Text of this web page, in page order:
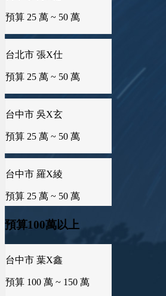
台北市 張X仕
預算 25 萬 ~ 50 萬
台中市 吳X玄
預算 25 萬 ~ 50 萬
台中市 羅X綾
預算 25 萬 ~ 50 萬
預算100萬以上
預算 100 萬 ~ 150 萬